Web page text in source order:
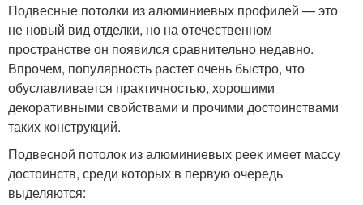
Подвесные потолки из алюминиевых профилей — это
не новый вид отделки, но на отечественном
пространстве он появился сравнительно недавно.
Впрочем, популярность растет очень быстро, что
обуславливается практичностью, хорошими
декоративными свойствами и прочими достоинствами
таких конструкций.
Подвесной потолок из алюминиевых реек имеет массу
достоинств, среди которых в первую очередь
выделяются: